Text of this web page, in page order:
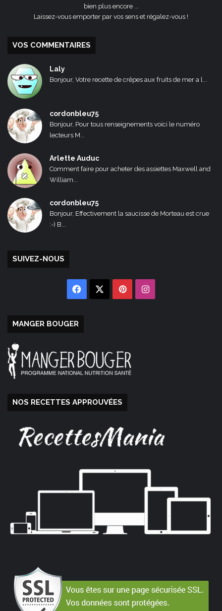
bien plus encore ...
Laissez-vous emporter par vos sens et régalez-vous !
VOS COMMENTAIRES
Laly
Bonjour, Votre recette de crêpes aux fruits de mer a l...
cordonbleu75
Bonjour, Pour tous renseignements voici le numéro
lecteurs M...
Arlette Auduc
Comment faire pour acheter des assiettes Maxwell and
William...
cordonbleu75
Bonjour, Effectivement la saucisse de Morteau est crue
:-) B...
SUIVEZ-NOUS
Facebook PinterestInstagram
MANGER BOUGER
NOS RECETTES APPROUVÉES